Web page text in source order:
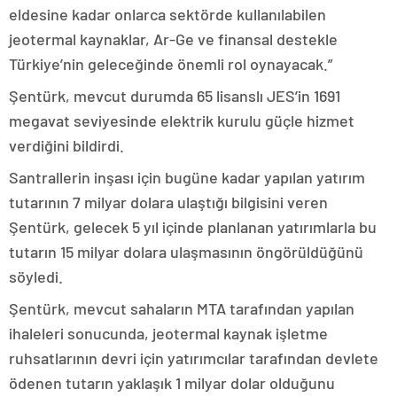
eldesine kadar onlarca sektörde kullanılabilen
jeotermal kaynaklar, Ar-Ge ve finansal destekle
Türkiye’nin geleceğinde önemli rol oynayacak.”
Şentürk, mevcut durumda 65 lisanslı JES’in 1691
megavat seviyesinde elektrik kurulu güçle hizmet
verdiğini bildirdi.
Santrallerin inşası için bugüne kadar yapılan yatırım
tutarının 7 milyar dolara ulaştığı bilgisini veren
Şentürk, gelecek 5 yıl içinde planlanan yatırımlarla bu
tutarın 15 milyar dolara ulaşmasının öngörüldüğünü
söyledi.
Şentürk, mevcut sahaların MTA tarafından yapılan
ihaleleri sonucunda, jeotermal kaynak işletme
ruhsatlarının devri için yatırımcılar tarafından devlete
ödenen tutarın yaklaşık 1 milyar dolar olduğunu